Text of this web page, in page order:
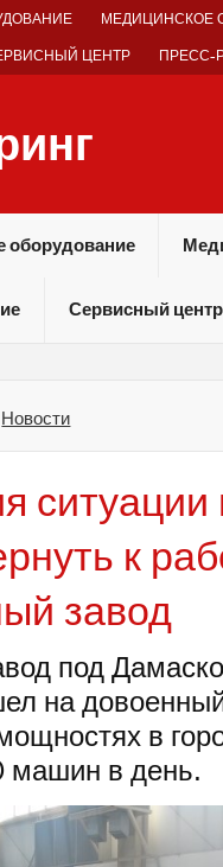
МЕДИЦИНСКОЕ
ЦЕНТР ПРЕСС-
оборудование
Сервисный центр
Новости
к
завод
под
на
в
машин в день.